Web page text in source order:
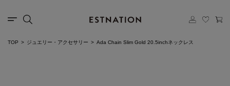
TOP ジュエリー・アクセサリー Ada Chain Slim Gold 20.5inchネックレス